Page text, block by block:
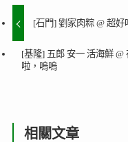
[石門] 劉家肉粽 @ 超
[基隆] 五郎 安一 活海鮮
啦，嗚嗚
相關文章